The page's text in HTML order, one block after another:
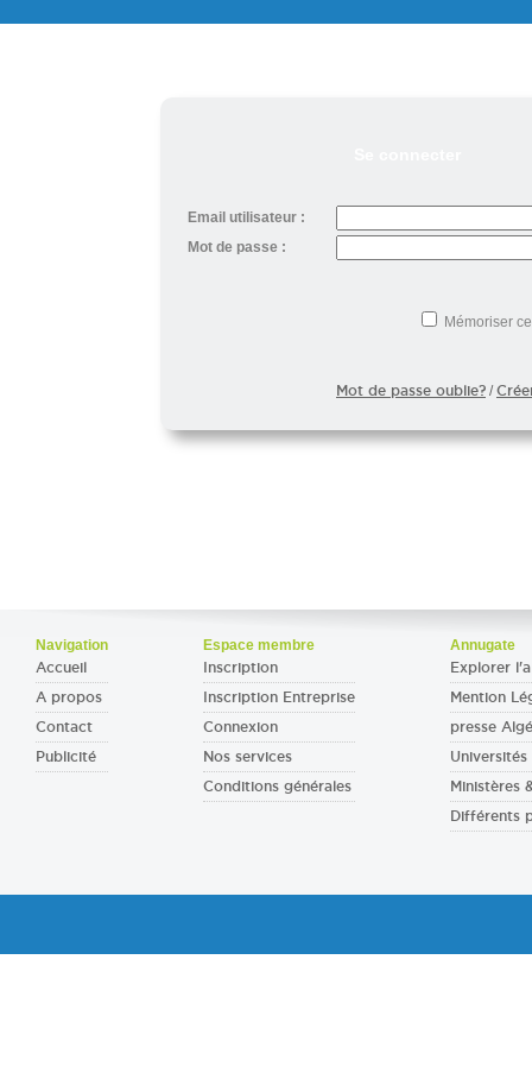
Email utilisateur :
Mot de passe :
Mémoriser
Mot de passe oublie? /
Navigation
Accueil
A propos
Contact
Publicité
Espace membre
Inscription
Inscription Entreprise
Connexion
Nos services
Conditions générales
Annugate
Explorer
Mention
presse
Ministères
Différents